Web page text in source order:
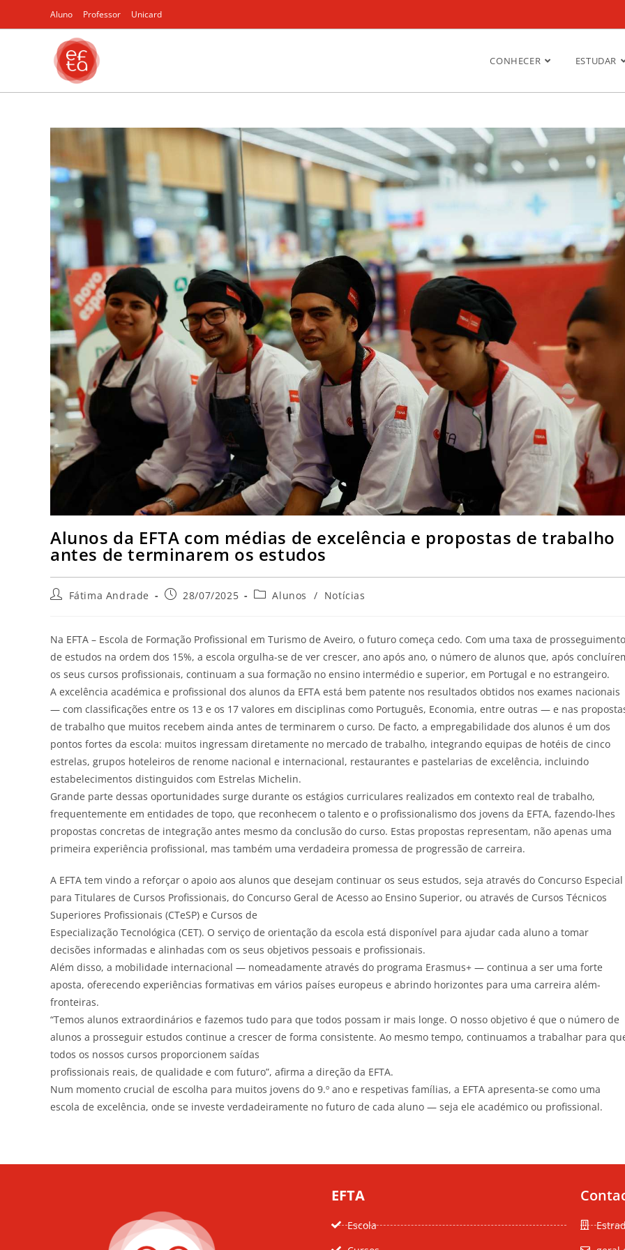
Aluno Professor Unicard
CONHECER ESTUDAR
Alunos da EFTA com médias de excelência e propostas de trabalho
antes de terminarem os estudos
Fátima Andrade 28/07/2025 Alunos / Notícias
Na EFTA – Escola de Formação Profissional em Turismo de Aveiro, o futuro começa cedo. Com uma taxa de prosseguimento
de estudos na ordem dos 15%, a escola orgulha-se de ver crescer, ano após ano, o número de alunos que, após
os seus cursos profissionais, continuam a sua formação no ensino intermédio e superior, em Portugal e no estrangeiro.
A excelência académica e profissional dos alunos da EFTA está bem patente nos resultados obtidos nos exames nacionais
— com classificações entre os 13 e os 17 valores em disciplinas como Português, Economia, entre outras — e nas
de trabalho que muitos recebem ainda antes de terminarem o curso. De facto, a empregabilidade dos alunos é um dos
pontos fortes da escola: muitos ingressam diretamente no mercado de trabalho, integrando equipas de hotéis de cinco
estrelas, grupos hoteleiros de renome nacional e internacional, restaurantes e pastelarias de excelência, incluindo
estabelecimentos distinguidos com Estrelas Michelin.
Grande parte dessas oportunidades surge durante os estágios curriculares realizados em contexto real de trabalho,
frequentemente em entidades de topo, que reconhecem o talento e o profissionalismo dos jovens da EFTA, fazendo-lhes
propostas concretas de integração antes mesmo da conclusão do curso. Estas propostas representam, não apenas uma
primeira experiência profissional, mas também uma verdadeira promessa de progressão de carreira.
A EFTA tem vindo a reforçar o apoio aos alunos que desejam continuar os seus estudos, seja através do Concurso Especial
para Titulares de Cursos Profissionais, do Concurso Geral de Acesso ao Ensino Superior, ou através de Cursos Técnicos
Superiores Profissionais (CTeSP) e Cursos de
Especialização Tecnológica (CET). O serviço de orientação da escola está disponível para ajudar cada aluno a tomar
decisões informadas e alinhadas com os seus objetivos pessoais e profissionais.
Além disso, a mobilidade internacional — nomeadamente através do programa Erasmus+ — continua a ser uma forte
aposta, oferecendo experiências formativas em vários países europeus e abrindo horizontes para uma carreira além-
fronteiras.
“Temos alunos extraordinários e fazemos tudo para que todos possam ir mais longe. O nosso objetivo é que o número de
alunos a prosseguir estudos continue a crescer de forma consistente. Ao mesmo tempo, continuamos a trabalhar para
todos os nossos cursos proporcionem saídas
profissionais reais, de qualidade e com futuro”, afirma a direção da EFTA.
Num momento crucial de escolha para muitos jovens do 9.º ano e respetivas famílias, a EFTA apresenta-se como uma
escola de excelência, onde se investe verdadeiramente no futuro de cada aluno — seja ele académico ou profissional.
EFTA
Escola